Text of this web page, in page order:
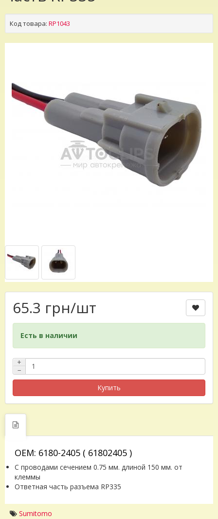
Код товара: RP1043
65.3 грн/шт
Есть в наличии
+
−
Купить
OEM: 6180-2405 ( 61802405 )
С проводами сечением 0.75 мм. длиной 150 мм. от
клеммы
Ответная часть разъема RP335
Sumitomo